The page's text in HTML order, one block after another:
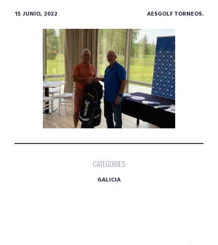
15 JUNIO, 2022 AESGOLF TORNEOS.
CATEGORIES
GALICIA